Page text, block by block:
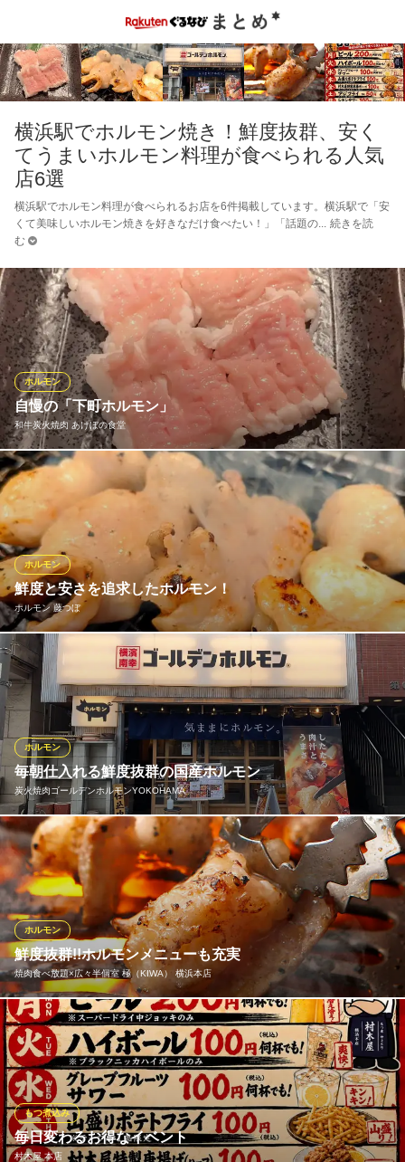
横浜駅でホルモン焼き！鮮度抜群、安く
てうまいホルモン料理が食べられる人気
店6選
横浜駅でホルモン料理が食べられるお店を6件掲載しています。横浜駅で「安
くて美味しいホルモン焼きを好きなだけ食べたい！」「話題の
続きを読
む
自慢の「下町ホルモン」
和牛炭火焼肉 あけぼの食堂
ホルモン
当店名物の下町ホルモンは、鮮度にとことんこだわった自慢の一
品です！丁寧に下処理をしているからこそ、モツ特有の臭みは一
切なし。七輪の炭火でこんがりと焼き上げれば、外は香ばしく、
噛むほどにプリプリの脂と濃厚な旨みが口いっぱいに溢れ出しま
す。キンキンに冷えたビールや本格焼酎との相性も抜群！
和牛炭火焼肉 あけぼの食堂
和牛焼肉・ホルモン
ＪＲ横浜駅 徒歩3分
神奈川県横浜市神奈川区鶴屋町2-19 山本ビル1F
鮮度と安さを追求したホルモン！
ホルモン 藤つぼ
ホルモン
鮮度にとことんこだわった臭みのないホルモンをご提供！抜群の
価格でお楽しみいただけます。炭火で焼いて極上の味をご堪能あ
れ◎ホルモン以外の赤身肉やお刺身もご用意。ぜひ一度お越しい
ただき、当店自慢の味をご体験ください♪
ホルモン 藤つぼ
横浜のホルモン屋さん
横浜市営地下鉄高島町駅 徒歩4分
神奈川県横浜市西区高島2-6-41 福島ビル1F
毎朝仕入れる鮮度抜群の国産ホルモン
炭火焼肉ゴールデンホルモンYOKOHAMA
ホルモン
食肉に関する『安心・安全・品質』を提供する”ホルモン専門店”！
七輪で炭火焼！だから旨さが引き立つ！名物の「10秒シロコロホ
ルモン」は柔らかく濃厚な旨味とプルプルな食感がたまらない！
一度食べればきっとあなたもリピーターに。ご来店の際は是非ご
賞味あれ！
炭火焼肉ゴールデンホルモンYOKOHAMA
七輪炭火で本格焼肉
京急本線横浜駅 徒歩5分
神奈川県横浜市西区南幸2-14-7 第6NYビル1～2F
鮮度抜群!!ホルモンメニューも充実
焼肉食べ放題×広々半個室 極（KIWA） 横浜本店
ホルモン
ホルモン好きも納得の極KIWAのホルモン類！新鮮ホルモンをロー
スターに乘せてジュウジュウ炙る臨場感は堪りません♪燃え上がる
炎を見ながらプリプリの新鮮なこだわりのホルモンをお楽しみ下
さい♪ コースや食べ放題メニューにももちろん、ホルモンメニュ
ーをお召し上がりいただけます♪
焼肉食べ放題×広々半個室 極（KIWA） 横浜本店
毎日変わるお得なイベント
村木屋 本店
もつ煮込み